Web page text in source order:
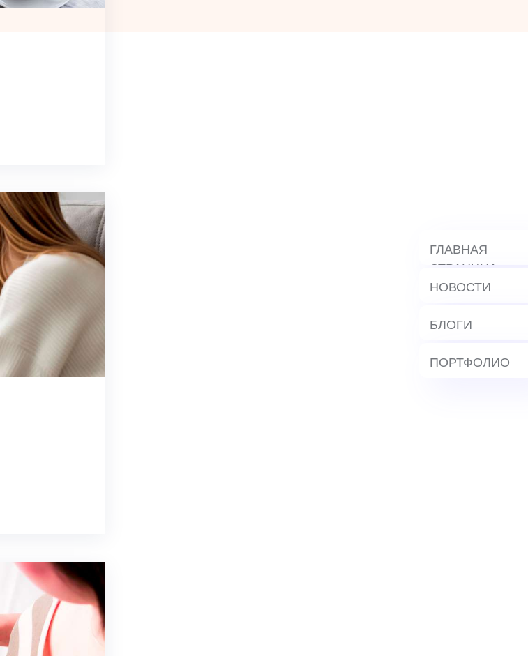
ГЛАВНАЯ
СТРАНИЦА
НОВОСТИ
БЛОГИ
ПОРТФОЛИО